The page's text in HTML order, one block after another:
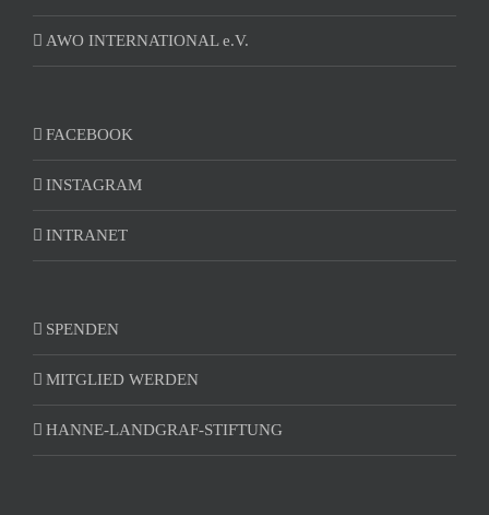
AWO INTERNATIONAL e.V.
FACEBOOK
INSTAGRAM
INTRANET
SPENDEN
MITGLIED WERDEN
HANNE-LANDGRAF-STIFTUNG